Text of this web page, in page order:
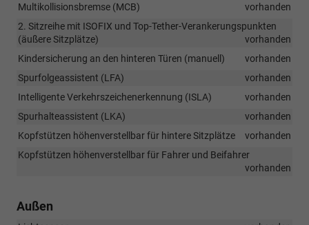
Multikollisionsbremse (MCB)
vorhanden
2. Sitzreihe mit ISOFIX und Top-Tether-Verankerungspunkten
(äußere Sitzplätze)
vorhanden
Kindersicherung an den hinteren Türen (manuell)
vorhanden
Spurfolgeassistent (LFA)
vorhanden
Intelligente Verkehrszeichenerkennung (ISLA)
vorhanden
Spurhalteassistent (LKA)
vorhanden
Kopfstützen höhenverstellbar für hintere Sitzplätze
vorhanden
Kopfstützen höhenverstellbar für Fahrer und Beifahrer
vorhanden
Außen